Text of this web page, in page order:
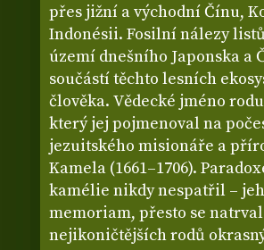
přes jižní a východní Čínu,
Indonésii. Fosilní nálezy
území dnešního Japonska a
součástí těchto lesních
člověka. Vědecké jméno
který jej pojmenoval na
jezuitského misionáře a
Kamela (1661–1706).
kamélie nikdy nespatřil –
memoriam, přesto se
nejikoničtějších rodů